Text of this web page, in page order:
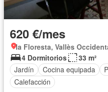
620 €/mes
la Floresta, Vallès
4 Dormitorios
33 m²
Jardín
Cocina equipada
Calefacción